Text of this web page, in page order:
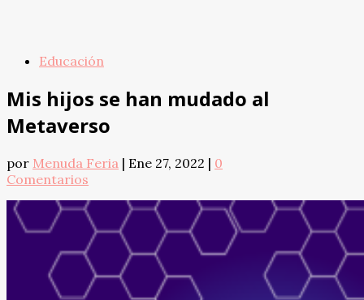
Educación
Mis hijos se han mudado al
Metaverso
por Menuda Feria | Ene 27, 2022 | 0
Comentarios